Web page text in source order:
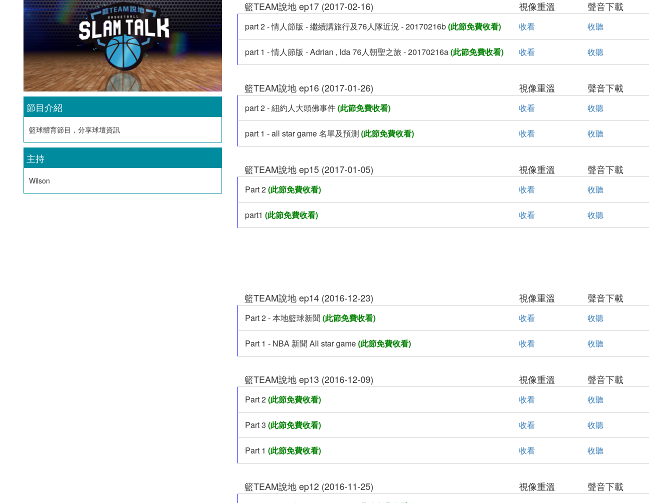
節目介紹
籃球體育節目，分享球壇資訊
主持
Wilson
籃TEAM說地 ep17 (2017-02-16) 視像重溫 聲音下載
part 2 - 情人節版 - 繼續講旅行及76人隊近況 - 20170216b(此節免費收看) 收看 收聽
part 1 - 情人節版 - Adrian , Ida 76人朝聖之旅 - 20170216a(此節免費收看) 收看 收聽
籃TEAM說地 ep16 (2017-01-26) 視像重溫 聲音下載
part 2 - 紐約人大頭佛事件(此節免費收看) 收看 收聽
part 1 - all star game 名單及預測 (此節免費收看) 收看 收聽
籃TEAM說地 ep15 (2017-01-05) 視像重溫 聲音下載
Part 2(此節免費收看) 收看 收聽
part1 (此節免費收看) 收看 收聽
籃TEAM說地 ep14 (2016-12-23) 視像重溫 聲音下載
Part 2 - 本地籃球新聞(此節免費收看) 收看 收聽
Part 1 - NBA 新聞 All star game(此節免費收看) 收看 收聽
籃TEAM說地 ep13 (2016-12-09) 視像重溫 聲音下載
Part 2(此節免費收看) 收看 收聽
Part 3 (此節免費收看) 收看 收聽
Part 1 (此節免費收看) 收看 收聽
籃TEAM說地 ep12 (2016-11-25) 視像重溫 聲音下載